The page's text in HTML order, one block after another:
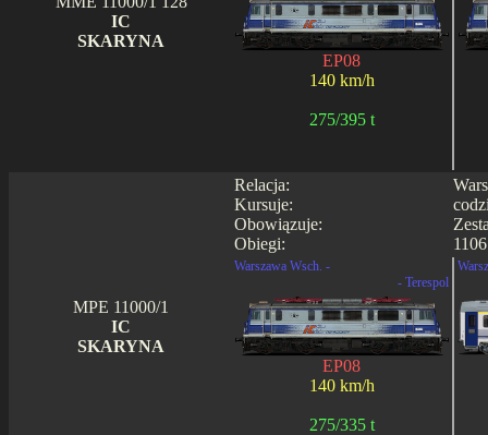
IC
SKARYNA
EP08
140 km/h
275/395 t
Relacja:
Kursuje:
Obowiązuje:
Obiegi:
MPE 11000/1
IC
SKARYNA
Warszawa Wsch. -
- Terespol
EP08
140 km/h
275/335 t